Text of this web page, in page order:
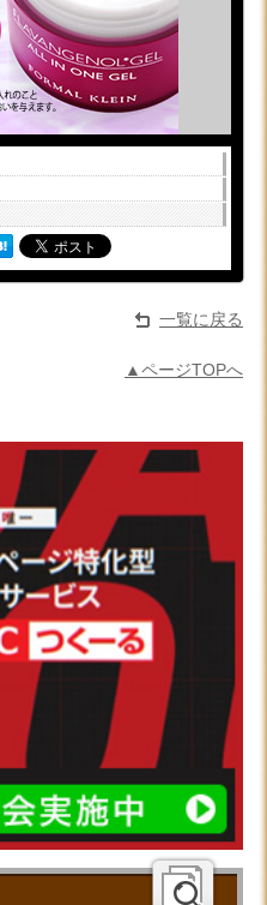
一覧に戻る
▲ページTOPへ